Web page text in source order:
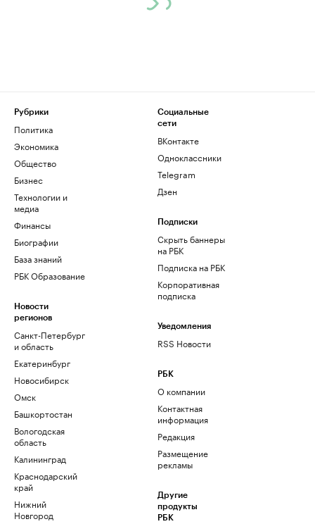
Рубрики
Политика
Экономика
Общество
Бизнес
Технологии и
медиа
Финансы
Биографии
База знаний
РБК Образование
Новости
регионов
Санкт-Петербург
и область
Екатеринбург
Новосибирск
Омск
Башкортостан
Вологодская
область
Калининград
Краснодарский
край
Нижний
Новгород
Социальные
сети
ВКонтакте
Одноклассники
Telegram
Дзен
Подписки
Скрыть баннеры
на РБК
Подписка на РБК
Корпоративная
подписка
Уведомления
RSS Новости
РБК
О компании
Контактная
информация
Редакция
Размещение
рекламы
Другие
продукты
РБК